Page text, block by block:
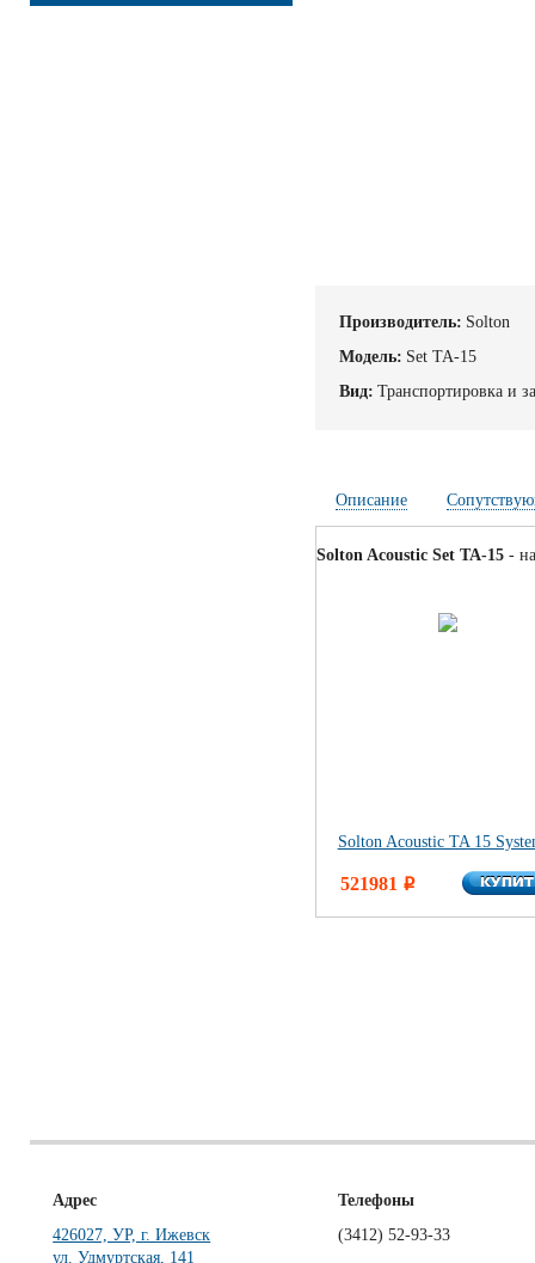
Производитель: Solton
Модель: Set TA-15
Вид: Транспортировка и
Описание
Solton Acoustic Set TA-15 -
Solton Acoustic TA 15
521981 i
Адрес
426027, УР, г. Ижевск
ул. Удмуртская, 141
Телефоны
(3412) 52-93-33